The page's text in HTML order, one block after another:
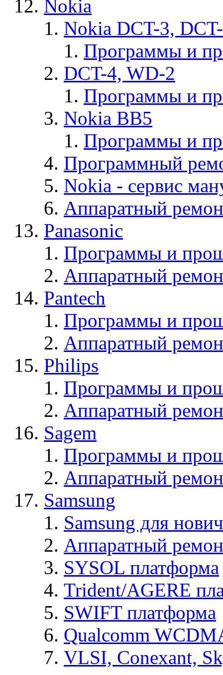
Nokia
Nokia DCT-3,
Программы и
DCT-4, WD-2
Программы и
Nokia BB5
Программы и
Программный
Nokia - cервис
Аппаратный
Panasonic
Программы и
Аппаратный
Pantech
Программы и
Аппаратный
Philips
Программы и
Аппаратный
Sagem
Программы и
Аппаратный
Samsung
Samsung для
Аппаратный
SYSOL платформа
Trident/AGERE
SWIFT платформа
Qualcomm
VLSI, Conexant,